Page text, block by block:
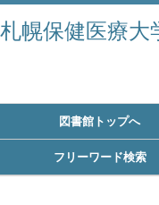
札幌保健医療大
図書館トップへ
フリーワード検索